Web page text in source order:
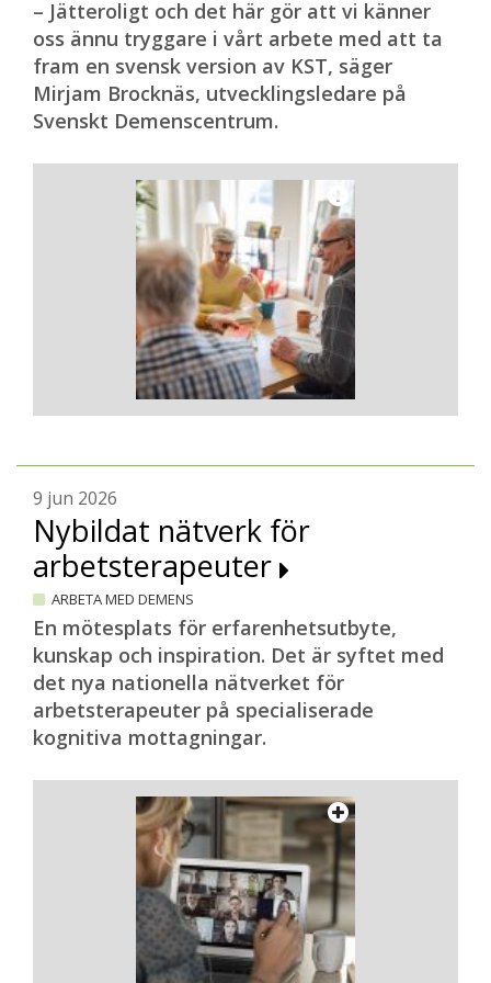
anlades.
Historierna avlöser varandra. Och det finns
fler på tur som vill och kan berätta.
Återstår att se om Regina Altena och
hennes team får chansen att sprida Maks
Text: Juan Martinez
Mer om Maks
Intervju med Elmar Grässel »
– Jätteroligt och det här gör att vi känner
oss ännu tryggare i vårt arbete med att ta
fram en svensk version av KST, säger
Mirjam Brocknäs, utvecklingsledare på
Svenskt Demenscentrum.
9 jun 2026
Nybildat nätverk för
arbetsterapeuter
ARBETA MED DEMENS
En mötesplats för erfarenhetsutbyte,
kunskap och inspiration. Det är syftet med
det nya nationella nätverket för
arbetsterapeuter på specialiserade
kognitiva mottagningar.